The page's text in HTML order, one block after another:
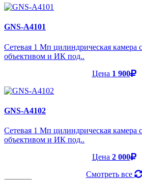
GNS-A4101
Cетевая 1 Мп цилиндрическая
объективом и ИК под..
Цена 1 900
GNS-A4102
Cетевая 1 Мп цилиндрическая
объективом и ИК под..
Цена 2 000
Смотреть все